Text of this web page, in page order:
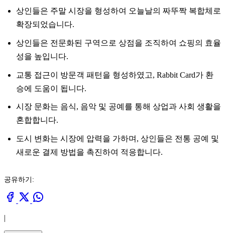
상인들은 주말 시장을 형성하여 오늘날의 짜뚜짝 복합체로
확장되었습니다.
상인들은 전문화된 구역으로 상점을 조직하여 쇼핑의 효율
성을 높입니다.
교통 접근이 방문객 패턴을 형성하였고, Rabbit Card가 환
승에 도움이 됩니다.
시장 문화는 음식, 음악 및 공예를 통해 상업과 사회 생활을
혼합합니다.
도시 변화는 시장에 압력을 가하며, 상인들은 전통 공예 및
새로운 결제 방법을 촉진하여 적응합니다.
공유하기:
|